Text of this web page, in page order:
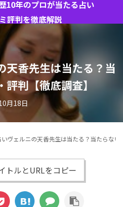
10年のプロが当たる占い
評判を徹底解説
天香先生は当たる？当
評判【徹底調査】
月18日
いヴェルニの天香先生は当たる？当たらな
トルとURLをコピー